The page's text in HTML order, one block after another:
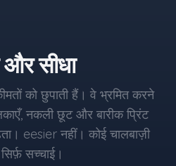
सीधा
को छुपाती हैं। वे भ्रमित करने
नकली छूट और बारीक प्रिंट
eesier नहीं। कोई चालबाज़ी
सच्चाई।